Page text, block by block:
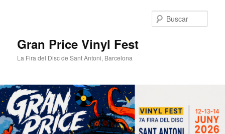
Gran Price Vinyl Fest
La Fira del Disc de Sant Antoni, Barcelona